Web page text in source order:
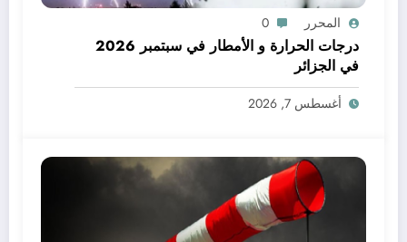
المحرر 0
درجات الحرارة و الأمطار في سبتمبر 2026
في الجزائر
أغسطس 7, 2026